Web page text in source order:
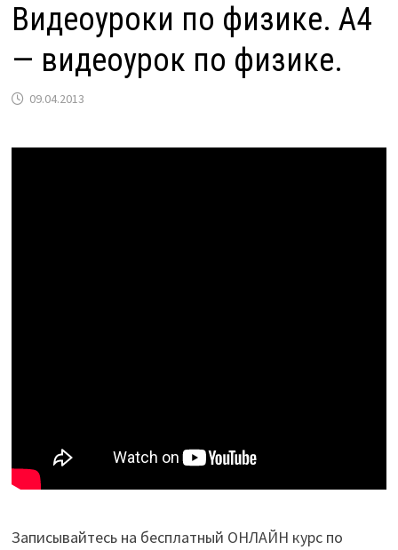
Видеоуроки по физике. А4
— видеоурок по физике.
09.04.2013
Записывайтесь на бесплатный ОНЛАЙН курс по